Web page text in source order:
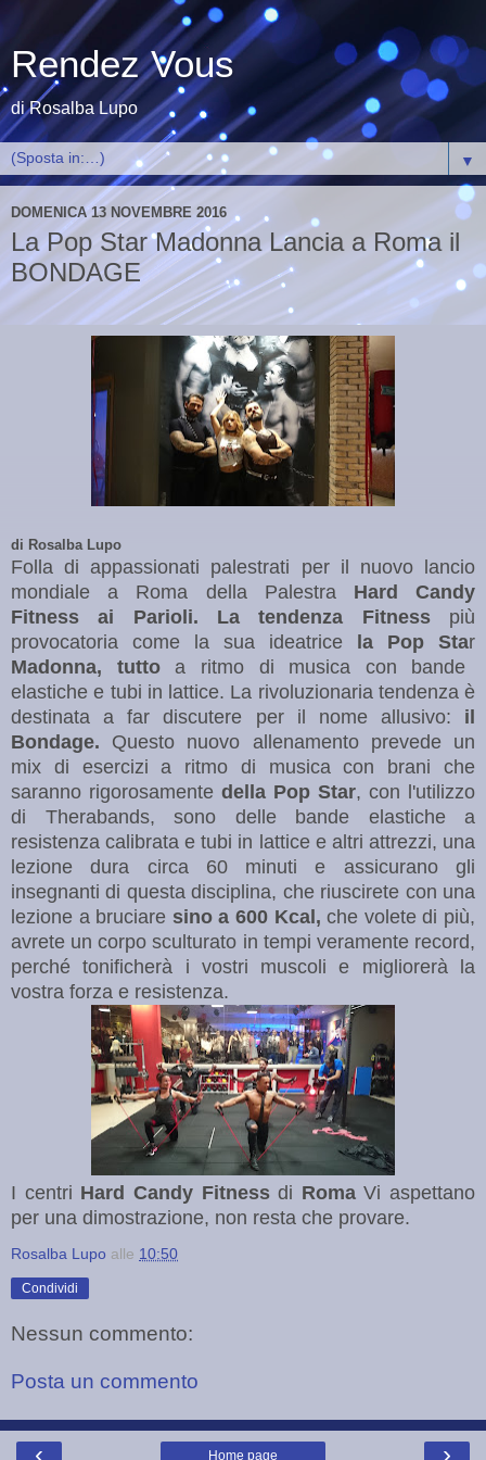
Rendez Vous
di Rosalba Lupo
▼
DOMENICA 13 NOVEMBRE 2016
La Pop Star Madonna Lancia a Roma il
BONDAGE
di Rosalba Lupo
Folla di appassionati palestrati per il nuovo lancio
mondiale a Roma della Palestra Hard Candy
Fitness
ai Parioli. La tendenza Fitness più
provocatoria come la sua ideatrice la Pop Star
Madonna, tuttoa ritmo di musica con bande
elastiche e tubi in lattice. La rivoluzionaria tendenza è
destinata a far discutere per il nome allusivo: il
Bondage. Questo nuovo allenamento prevede un
mix di esercizi a ritmo di musica con brani che
saranno rigorosamente della Pop Star, con l'utilizzo
di Therabands, sono delle bande elastiche a
resistenza calibrata e tubi in lattice e altri attrezzi, una
lezione dura circa 60 minuti e assicurano gli
insegnanti di questa disciplina, che riuscirete con una
lezione a bruciare sino a 600 Kcal, che volete di più,
avrete un corpo sculturato in tempi veramente record,
perché tonificherà i vostri muscoli e migliorerà la
vostra forza e resistenza.
I centri Hard Candy Fitnessdi RomaVi aspettano
per una dimostrazione, non resta che provare.
Rosalba Lupo alle 10:50
Condividi
Nessun commento:
Posta un commento
Home page